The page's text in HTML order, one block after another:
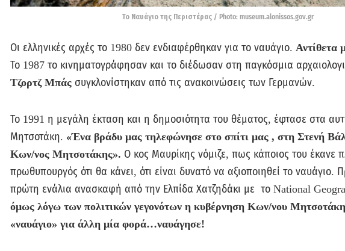
Το Ναυάγιο της Περιστέρας / Photo: museum.alonissos.gov.gr
Οι ελληνικές αρχές το 1980 δεν ενδιαφέρθηκαν για το ναυάγιο. Αντίθετα
Το 1987 το κινηματογράφησαν και το διέδωσαν στη παγκόσμια
Τζορτζ Μπάς συγκλονίστηκαν από τις ανακοινώσεις των Γερμανών.
Το 1991 η μεγάλη έκταση και η δημοσιότητα του θέματος, έφτασε στα
Μητσοτάκη. «Ένα βράδυ μας τηλεφώνησε στο σπίτι μας , στη Στενή
Κων/νος Μητσοτάκης». Ο κος Μαυρίκης νόμιζε, πως κάποιος του
πρωθυπουργός ότι θα κάνει, ότι είναι δυνατό να αξιοποιηθεί το ναυάγιο.
πρώτη ενάλια ανασκαφή από την Ελπίδα Χατζηδάκι με το National
όμως λόγω των πολιτικών γεγονότων η κυβέρνηση Κων/νου
«ναυάγιο» για άλλη μία φορά…ναυάγησε!